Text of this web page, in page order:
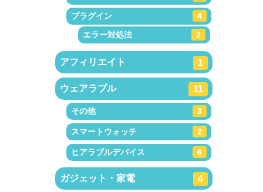
プラグイン
4
エラー対処法
2
アフィリエイト 1
ウェアラブル 11
その他 3
スマートウォッチ 2
ヒアラブルデバイス 6
ガジェット・家電 4